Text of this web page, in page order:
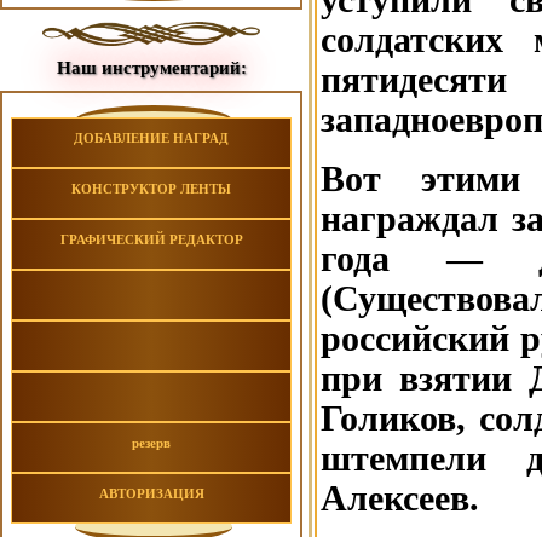
Наш инструментарий:
ДОБАВЛЕНИЕ НАГРАД
КОНСТРУКТОР ЛЕНТЫ
ГРАФИЧЕСКИЙ РЕДАКТОР
резерв
АВТОРИЗАЦИЯ
Вот
награждал
года — до
российский
при взятии
Голиков,
штемпели
Алексеев.